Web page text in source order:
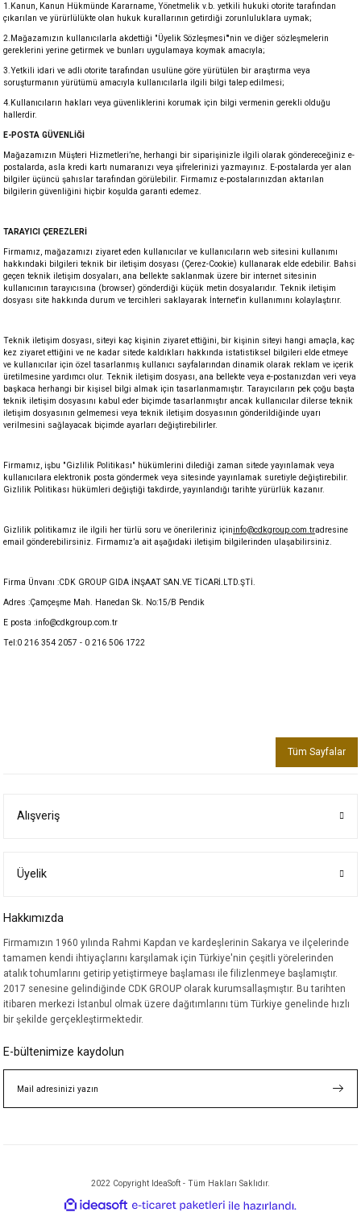
1.Kanun, Kanun Hükmünde Kararname, Yönetmelik v.b. yetkili hukuki otorite tarafından
çıkarılan ve yürürlülükte olan hukuk kurallarının getirdiği zorunluluklara uymak;
2.Mağazamızın kullanıcılarla akdettiği "Üyelik Sözleşmesi"'nin ve diğer sözleşmelerin
gereklerini yerine getirmek ve bunları uygulamaya koymak amacıyla;
3.Yetkili idari ve adli otorite tarafından usulüne göre yürütülen bir araştırma veya
soruşturmanın yürütümü amacıyla kullanıcılarla ilgili bilgi talep edilmesi;
4.Kullanıcıların hakları veya güvenliklerini korumak için bilgi vermenin gerekli olduğu
hallerdir.
E-POSTA GÜVENLİĞİ
Mağazamızın Müşteri Hizmetleri’ne, herhangi bir siparişinizle ilgili olarak göndereceğiniz e-
postalarda, asla kredi kartı numaranızı veya şifrelerinizi yazmayınız. E-postalarda yer alan
bilgiler üçüncü şahıslar tarafından görülebilir. Firmamız e-postalarınızdan aktarılan
bilgilerin güvenliğini hiçbir koşulda garanti edemez.
TARAYICI ÇEREZLERİ
Firmamız, mağazamızı ziyaret eden kullanıcılar ve kullanıcıların web sitesini kullanımı
hakkındaki bilgileri teknik bir iletişim dosyası (Çerez-Cookie) kullanarak elde edebilir. Bahsi
geçen teknik iletişim dosyaları, ana bellekte saklanmak üzere bir internet sitesinin
kullanıcının tarayıcısına (browser) gönderdiği küçük metin dosyalarıdır. Teknik iletişim
dosyası site hakkında durum ve tercihleri saklayarak İnternet'in kullanımını kolaylaştırır.
Teknik iletişim dosyası, siteyi kaç kişinin ziyaret ettiğini, bir kişinin siteyi hangi amaçla, kaç
kez ziyaret ettiğini ve ne kadar sitede kaldıkları hakkında istatistiksel bilgileri elde etmeye
ve kullanıcılar için özel tasarlanmış kullanıcı sayfalarından dinamik olarak reklam ve içerik
üretilmesine yardımcı olur. Teknik iletişim dosyası, ana bellekte veya e-postanızdan veri veya
başkaca herhangi bir kişisel bilgi almak için tasarlanmamıştır. Tarayıcıların pek çoğu başta
teknik iletişim dosyasını kabul eder biçimde tasarlanmıştır ancak kullanıcılar dilerse teknik
iletişim dosyasının gelmemesi veya teknik iletişim dosyasının gönderildiğinde uyarı
verilmesini sağlayacak biçimde ayarları değiştirebilirler.
Firmamız, işbu "Gizlilik Politikası" hükümlerini dilediği zaman sitede yayınlamak veya
kullanıcılara elektronik posta göndermek veya sitesinde yayınlamak suretiyle değiştirebilir.
Gizlilik Politikası hükümleri değiştiği takdirde, yayınlandığı tarihte yürürlük kazanır.
Gizlilik politikamız ile ilgili her türlü soru ve önerileriniz içininfo@cdkgroup.com.tradresine
email gönderebilirsiniz. Firmamız’a ait aşağıdaki iletişim bilgilerinden ulaşabilirsiniz.
Firma Ünvanı :CDK GROUP GIDA İNŞAAT SAN.VE TİCARİ.LTD.ŞTİ.
Adres :Çamçeşme Mah. Hanedan Sk. No:15/B Pendik
E posta :info@cdkgroup.com.tr
Tel:0 216 354 2057 - 0 216 506 1722
Tüm Sayfalar
Alışveriş
Üyelik
Hakkımızda
Firmamızın 1960 yılında Rahmi Kapdan ve kardeşlerinin Sakarya ve ilçelerinde
tamamen kendi ihtiyaçlarını karşılamak için Türkiye'nin çeşitli yörelerinden
atalık tohumlarını getirip yetiştirmeye başlaması ile filizlenmeye başlamıştır.
2017 senesine gelindiğinde CDK GROUP olarak kurumsallaşmıştır. Bu tarihten
itibaren merkezi İstanbul olmak üzere dağıtımlarını tüm Türkiye genelinde hızlı
bir şekilde gerçekleştirmektedir.
E-bültenimize kaydolun
2022 Copyright IdeaSoft - Tüm Hakları Saklıdır.
ideasoft e-